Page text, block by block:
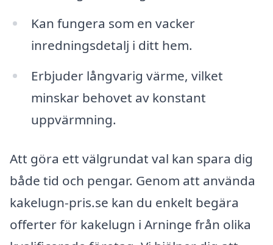
Kan fungera som en vacker
inredningsdetalj i ditt hem.
Erbjuder långvarig värme, vilket
minskar behovet av konstant
uppvärmning.
Att göra ett välgrundat val kan spara dig
både tid och pengar. Genom att använda
kakelugn-pris.se kan du enkelt begära
offerter för kakelugn i Arninge från olika